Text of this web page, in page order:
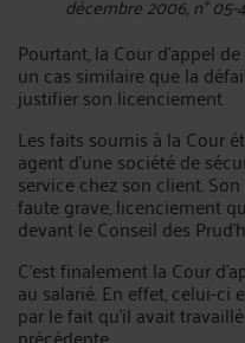
Pourtant, la Cour d’appel
un cas similaire que la
justifier son licenciement.
Les faits soumis à la Cour
agent d’une société de
service chez son client.
faute grave, licenciement
devant le Conseil des
C’est finalement la Cour
au salarié. En effet, celui-
par le fait qu’il avait